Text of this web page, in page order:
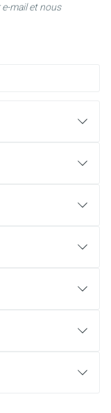
mail et nous